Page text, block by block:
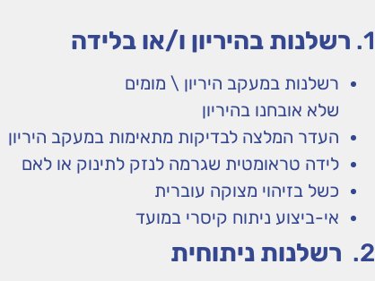
1. רשלנות בהיריון ו/או בלידה
רשלנות במעקב היריון \ מומים
שלא אובחנו בהיריון
העדר המלצה לבדיקות מתאימות במעקב היריון
לידה טראומטית שגרמה לנזק לתינוק או לאם
כשל בזיהוי מצוקה עוברית
אי-ביצוע ניתוח קיסרי במועד
2. רשלנות ניתוחית